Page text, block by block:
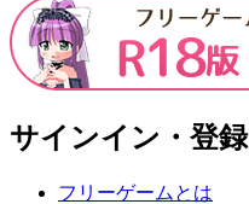
サインイン・登録
フリーゲームとは